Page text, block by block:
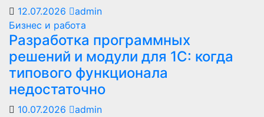
12.07.2026
admin
Бизнес и работа
Разработка программных
решений и модули для 1С: когда
типового функционала
недостаточно
10.07.2026
admin